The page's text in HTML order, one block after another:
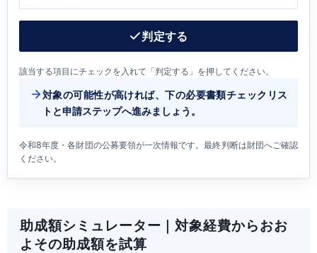
判定する
該当する項目にチェックを入れて「判定する」を押してください。
対象の可能性が高ければ、下の必要書類チェックリス
トと申請ステップへ進みましょう。
令和8年度・各財団の公募要領が一次情報です。最終判断は財団へご確認
ください。
助成額シミュレーター｜対象経費からおお
よその助成額を試算